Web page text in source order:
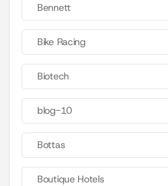
Bennett
Bike Racing
Biotech
blog-10
Bottas
Boutique Hotels